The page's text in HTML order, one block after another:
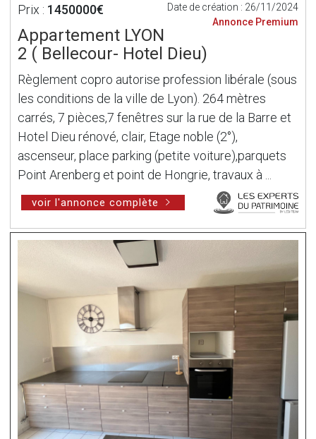
Prix : 1450000€
Date de création : 26/11/2024
Annonce Premium
Appartement LYON
2 ( Bellecour- Hotel Dieu)
Règlement copro autorise profession libérale (sous
les conditions de la ville de Lyon). 264 mètres
carrés, 7 pièces,7 fenêtres sur la rue de la Barre et
Hotel Dieu rénové, clair, Etage noble (2°),
ascenseur, place parking (petite voiture),parquets
Point Arenberg et point de Hongrie, travaux à ...
voir l'annonce complète